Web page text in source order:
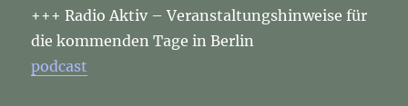
+++ Radio Aktiv – Veranstaltungshinweise für
die kommenden Tage in Berlin
podcast